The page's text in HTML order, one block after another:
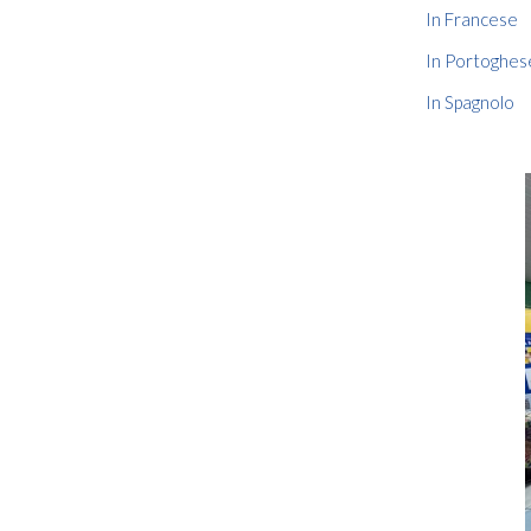
In Francese
In
In Spagnolo